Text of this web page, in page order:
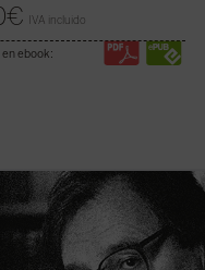
€ IVA incluido
ebook:
dónde va el mundo? ¿Cuál es el
de la Iglesia? ¿Qué futuro tiene
Estas son algunas de las
formuladas por el periodista